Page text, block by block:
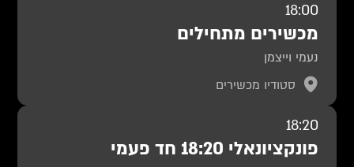
18:00
מכשירים מתחילים
נעמי וייצמן
סטודיו מכשירים
18:20
פונקציונאלי 18:20 חד פעמי